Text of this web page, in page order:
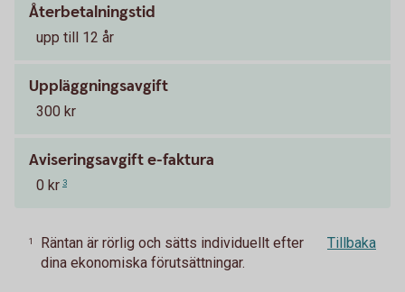
Återbetalningstid
upp till 12 år
Uppläggningsavgift
300 kr
Aviseringsavgift e-faktura
0 kr 3
1
Räntan är rörlig och sätts individuellt efter
dina ekonomiska förutsättningar.
Tillbaka